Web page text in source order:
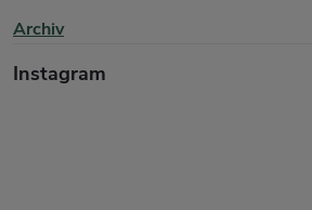
Archiv
Instagram